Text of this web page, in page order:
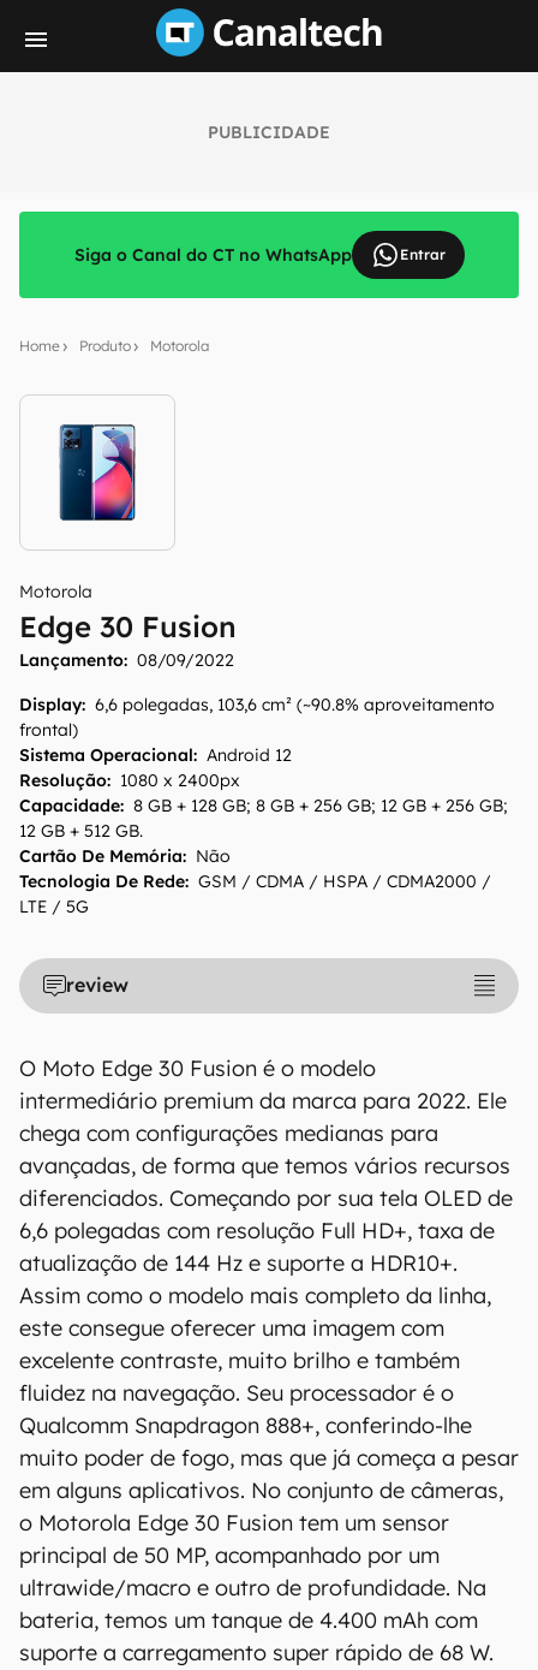
PUBLICIDADE
Siga o Canal do CT no WhatsApp Entrar
Home Produto Motorola
Motorola
Edge 30 Fusion
Lançamento: 08/09/2022
Display: 6,6 polegadas, 103,6 cm² (~90.8% aproveitamento
frontal)
Sistema Operacional: Android 12
Resolução: 1080 x 2400px
Capacidade: 8 GB + 128 GB; 8 GB + 256 GB; 12 GB + 256 GB;
12 GB + 512 GB.
Cartão De Memória: Não
Tecnologia De Rede: GSM / CDMA / HSPA / CDMA2000 /
LTE / 5G
review
O Moto Edge 30 Fusion é o modelo
intermediário premium da marca para 2022. Ele
chega com configurações medianas para
avançadas, de forma que temos vários recursos
diferenciados. Começando por sua tela OLED de
6,6 polegadas com resolução Full HD+, taxa de
atualização de 144 Hz e suporte a HDR10+.
Assim como o modelo mais completo da linha,
este consegue oferecer uma imagem com
excelente contraste, muito brilho e também
fluidez na navegação. Seu processador é o
Qualcomm Snapdragon 888+, conferindo-lhe
muito poder de fogo, mas que já começa a pesar
em alguns aplicativos. No conjunto de câmeras,
o Motorola Edge 30 Fusion tem um sensor
principal de 50 MP, acompanhado por um
ultrawide/macro e outro de profundidade. Na
bateria, temos um tanque de 4.400 mAh com
suporte a carregamento super rápido de 68 W.
encontrar e manter atualizadas as
informações presentes em nossas fichas
técnicas, porém tenha em mente que
regiões e países. Portanto, recomendamos
que você visite o site oficial do fabricante ou
operadora que comercializa o produto para
confirmar suas características detalhadas e
regionais.
Aviso legal: O Canaltech não se responsabiliza
por quaisquer erros ou omissões, ou mesmo
os resultados obtidos com o uso dessas
informações. As informações são fornecidas
"como estão", sem qualquer garantia de
precisão, detalhes, variações ou em relação
aos resultados obtidos com o uso dessas
informações.